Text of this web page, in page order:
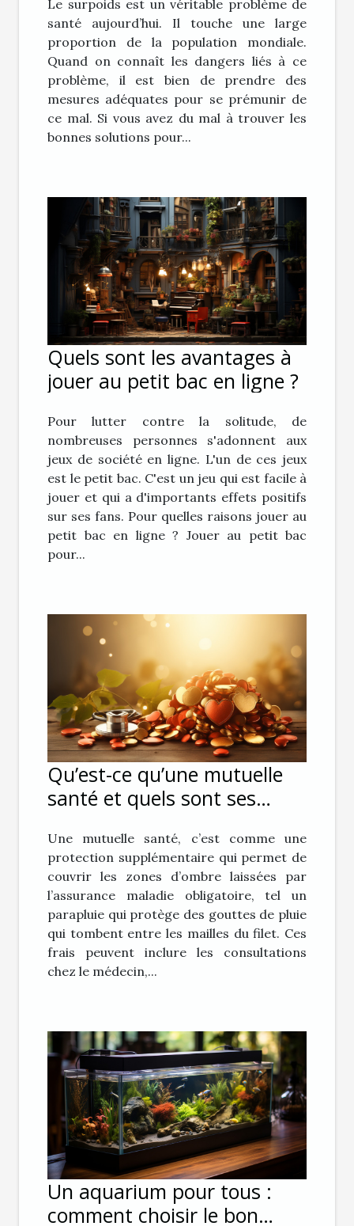
Le surpoids est un véritable problème de
santé aujourd’hui. Il touche une large
proportion de la population mondiale.
Quand on connaît les dangers liés à ce
problème, il est bien de prendre des
mesures adéquates pour se prémunir de
ce mal. Si vous avez du mal à trouver les
bonnes solutions pour...
Quels sont les avantages à
jouer au petit bac en ligne ?
Pour lutter contre la solitude, de
nombreuses personnes s'adonnent aux
jeux de société en ligne. L'un de ces jeux
est le petit bac. C'est un jeu qui est facile à
jouer et qui a d'importants effets positifs
sur ses fans. Pour quelles raisons jouer au
petit bac en ligne ? Jouer au petit bac
pour...
Qu’est-ce qu’une mutuelle
santé et quels sont ses
Une mutuelle santé, c’est comme une
protection supplémentaire qui permet de
couvrir les zones d’ombre laissées par
l’assurance maladie obligatoire, tel un
parapluie qui protège des gouttes de pluie
qui tombent entre les mailles du filet. Ces
frais peuvent inclure les consultations
chez le médecin,...
Un aquarium pour tous :
comment choisir le bon